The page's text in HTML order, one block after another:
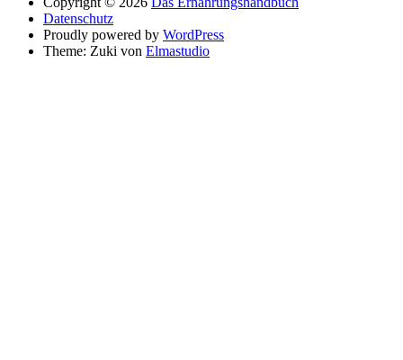
Datenschutz
Proudly powered by WordPress
Theme: Zuki von Elmastudio